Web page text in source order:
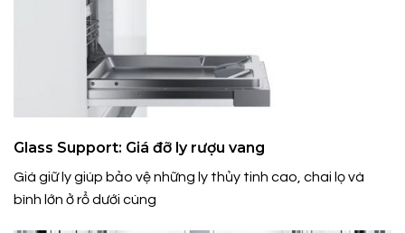
Glass Support: Giá đỡ ly rượu vang
Giá giữ ly giúp bảo vệ những ly thủy tinh cao, chai lọ và
bình lớn ở rổ dưới cùng